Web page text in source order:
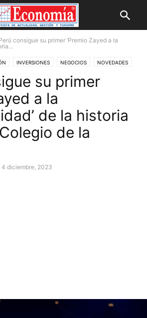
consigue su primer ‘Premio Zayed a la
INVERSIONES NEGOCIOS NOVEDADES
su primer
a la
de la historia
de la
4 diciembre, 2023